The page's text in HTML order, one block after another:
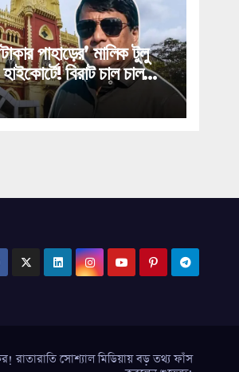
পাহাড়ের’ মালিক টুলু
বিরাট চাল চাললেন
রাতারাতি সোশ্যাল মিডিয়ায় বড় তথ্য ফাঁস